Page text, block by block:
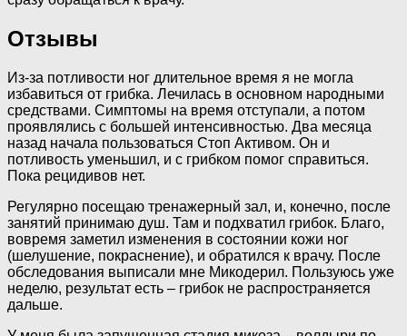
Отзывы
Из-за потливости ног длительное время я не могла
избавиться от грибка. Лечилась в основном народными
средствами. Симптомы на время отступали, а потом
проявлялись с большей интенсивностью. Два месяца
назад начала пользоваться Стоп Активом. Он и
потливость уменьшил, и с грибком помог справиться.
Пока рецидивов нет.
Регулярно посещаю тренажерный зал, и, конечно, после
занятий принимаю душ. Там и подхватил грибок. Благо,
вовремя заметил изменения в состоянии кожи ног
(шелушение, покраснение), и обратился к врачу. После
обследования выписали мне Микодерил. Пользуюсь уже
неделю, результат есть – грибок не распространяется
дальше.